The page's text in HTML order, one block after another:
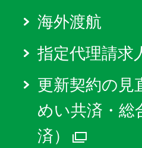
海外渡航
指定代理請求
更新契約の見
めい共済・総
済）